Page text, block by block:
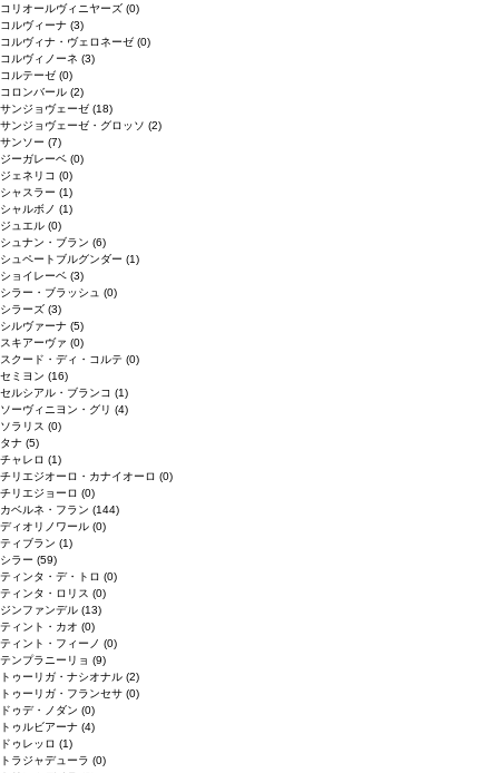
コリオールヴィニヤーズ (0)
コルヴィーナ (3)
コルヴィナ・ヴェロネーゼ (0)
コルヴィノーネ (3)
コルテーゼ (0)
コロンバール (2)
サンジョヴェーゼ (18)
サンジョヴェーゼ・グロッソ (2)
サンソー (7)
ジーガレーベ (0)
ジェネリコ (0)
シャスラー (1)
シャルボノ (1)
ジュエル (0)
シュナン・ブラン (6)
シュペートブルグンダー (1)
ショイレーベ (3)
シラー・ブラッシュ (0)
シラーズ (3)
シルヴァーナ (5)
スキアーヴァ (0)
スクード・ディ・コルテ (0)
セミヨン (16)
セルシアル・ブランコ (1)
ソーヴィニヨン・グリ (4)
ソラリス (0)
タナ (5)
チャレロ (1)
チリエジオーロ・カナイオーロ (0)
チリエジョーロ (0)
カベルネ・フラン (144)
ディオリノワール (0)
ティブラン (1)
シラー (59)
ティンタ・デ・トロ (0)
ティンタ・ロリス (0)
ジンファンデル (13)
ティント・カオ (0)
ティント・フィーノ (0)
テンプラニーリョ (9)
トゥーリガ・ナシオナル (2)
トゥーリガ・フランセサ (0)
ドゥデ・ノダン (0)
トゥルビアーナ (4)
ドゥレッロ (1)
トラジャデューラ (0)